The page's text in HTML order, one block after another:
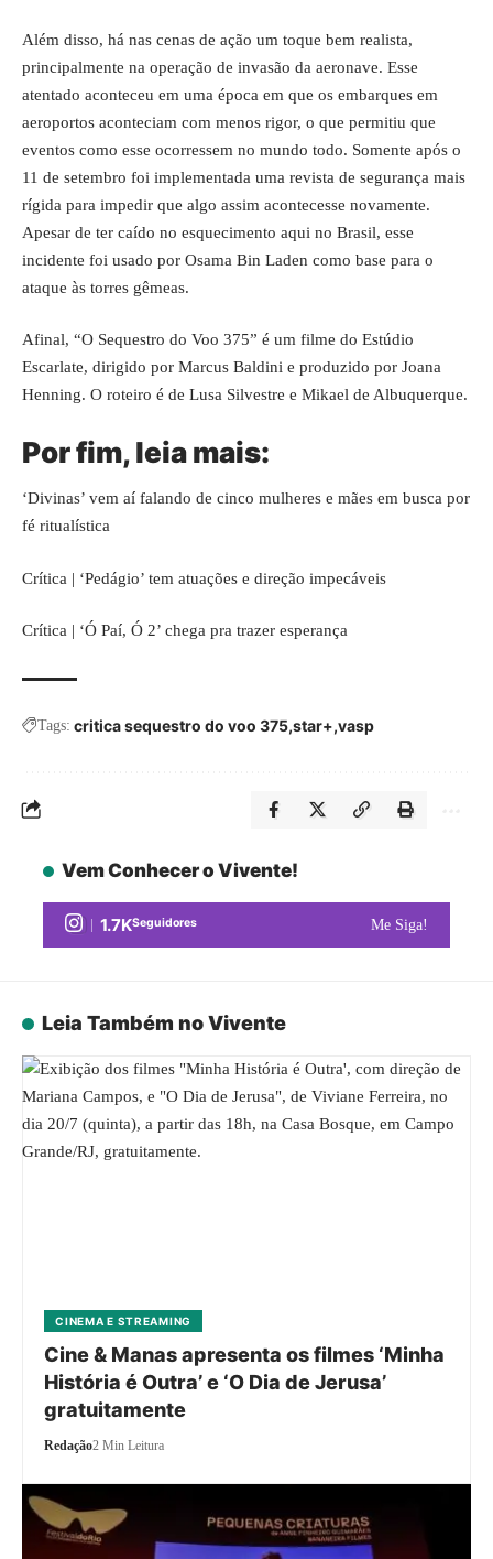
Além disso, há nas cenas de ação um toque bem realista,
principalmente na operação de invasão da aeronave. Esse
atentado aconteceu em uma época em que os embarques em
aeroportos aconteciam com menos rigor, o que permitiu que
eventos como esse ocorressem no mundo todo. Somente após o
11 de setembro foi implementada uma revista de segurança mais
rígida para impedir que algo assim acontecesse novamente.
Apesar de ter caído no esquecimento aqui no Brasil, esse
incidente foi usado por Osama Bin Laden como base para o
ataque às torres gêmeas.
Afinal, “O Sequestro do Voo 375” é um filme do Estúdio
Escarlate, dirigido por Marcus Baldini e produzido por Joana
Henning. O roteiro é de Lusa Silvestre e Mikael de Albuquerque.
Por fim, leia mais:
‘Divinas’ vem aí falando de cinco mulheres e mães em busca por
fé ritualística
Crítica | ‘Pedágio’ tem atuações e direção impecáveis
Crítica | ‘Ó Paí, Ó 2’ chega pra trazer esperança
Tags: critica sequestro do voo 375 star+ vasp
Vem Conhecer o Vivente!
1.7KSeguidores Me Siga!
Leia Também no Vivente
CINEMA E STREAMING
Cine & Manas apresenta os filmes ‘Minha
História é Outra’ e ‘O Dia de Jerusa’
gratuitamente
Redação2 Min Leitura